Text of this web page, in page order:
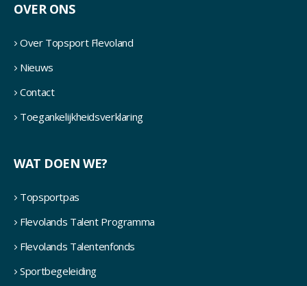
OVER ONS
Over Topsport Flevoland
Nieuws
Contact
Toegankelijkheidsverklaring
WAT DOEN WE?
Topsportpas
Flevolands Talent Programma
Flevolands Talentenfonds
Sportbegeleiding